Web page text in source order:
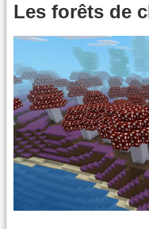
Les forêts de